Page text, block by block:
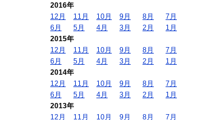
2016年
12月
11月 10月 9月 8月
7月
6月
5月 4月 3月 2月
1月
2015年
12月
11月 10月 9月 8月
7月
6月
5月 4月 3月 2月
1月
2014年
12月
11月 10月 9月 8月
7月
6月
5月 4月 3月 2月
1月
2013年
12月
11月 10月 9月 8月 7月